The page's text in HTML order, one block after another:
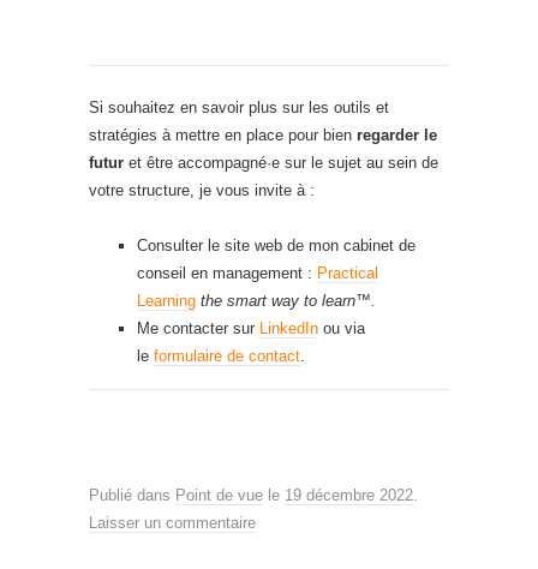
Si souhaitez en savoir plus sur les outils et
stratégies à mettre en place pour bien regarder le
futur et être accompagné·e sur le sujet au sein de
votre structure, je vous invite à :
Consulter le site web de mon cabinet de
conseil en management : Practical
Learning the smart way to learn™.
Me contacter sur LinkedIn ou via
le formulaire de contact.
Publié dans Point de vue le 19 décembre 2022.
Laisser un commentaire